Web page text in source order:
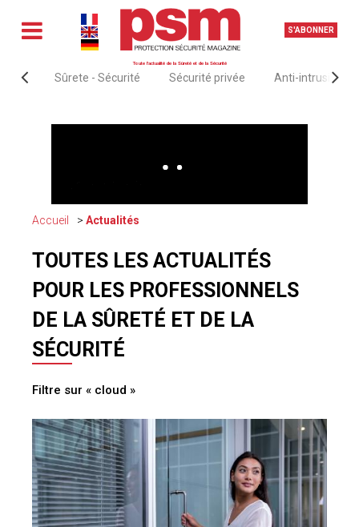
S'ABONNER
Toute l'actualité de la Sûreté et de la Sécurité
Sûrete - Sécurité Sécurité privée Anti-intrusion &
Accueil Actualités
TOUTES LES ACTUALITÉS
POUR LES PROFESSIONNELS
DE LA SÛRETÉ ET DE LA
SÉCURITÉ
Filtre sur « cloud »